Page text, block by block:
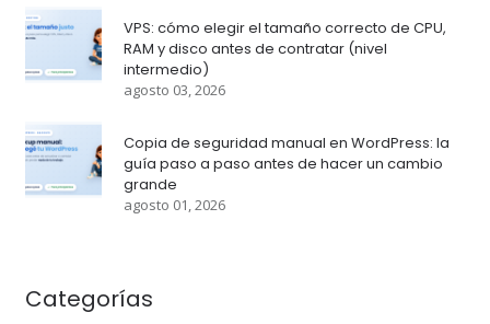
VPS: cómo elegir el tamaño correcto de CPU,
RAM y disco antes de contratar (nivel
intermedio)
agosto 03, 2026
Copia de seguridad manual en WordPress: la
guía paso a paso antes de hacer un cambio
grande
agosto 01, 2026
Categorías